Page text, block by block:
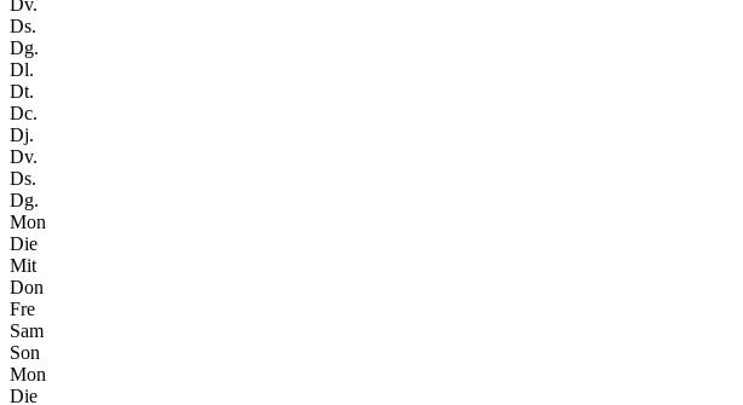
Dv.
Ds.
Dg.
Dl.
Dt.
Dc.
Dj.
Dv.
Ds.
Dg.
Mon
Die
Mit
Don
Fre
Sam
Son
Mon
Die